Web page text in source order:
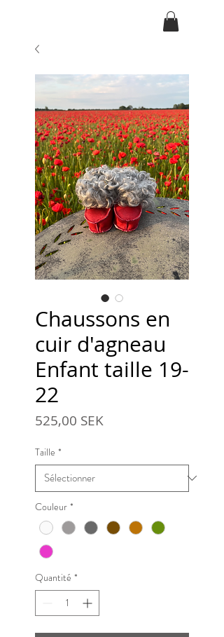
Chaussons en
cuir d'agneau
Enfant taille 19-
22
525,00 SEK
Taille *
Couleur *
Quantité *